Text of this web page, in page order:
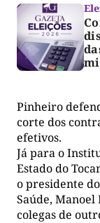
Pinheiro
corte dos
efetivos.
Já para o
Estado do
o presidente
Saúde,
colegas de